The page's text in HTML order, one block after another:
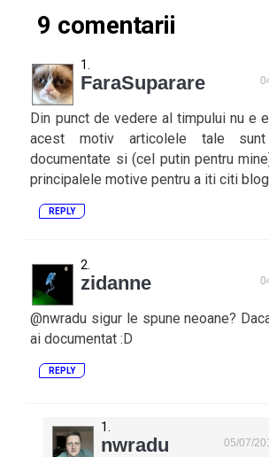
9 comentarii
FaraSuparare
Din punct de vedere al timpului nu e
acest motiv articolele tale
documentate si (cel putin pentru
principalele motive pentru a iti citi
REPLY
zidanne
@nwradu sigur le spune neoane?
ai documentat :D
REPLY
nwradu 05/07/